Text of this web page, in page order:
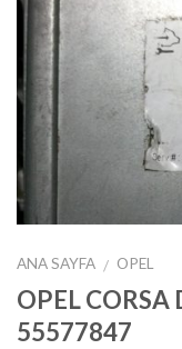
ANA SAYFA / OPEL
OPEL CORSA
55577847